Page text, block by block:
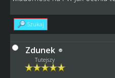
Szukaj
Zdunek
Tutejszy